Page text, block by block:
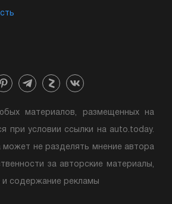
материалов, размещенных на
при условии ссылки на auto.today.
может не разделять мнение автора
за авторские материалы,
содержание рекламы